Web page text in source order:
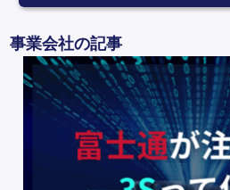
事業会社の記事